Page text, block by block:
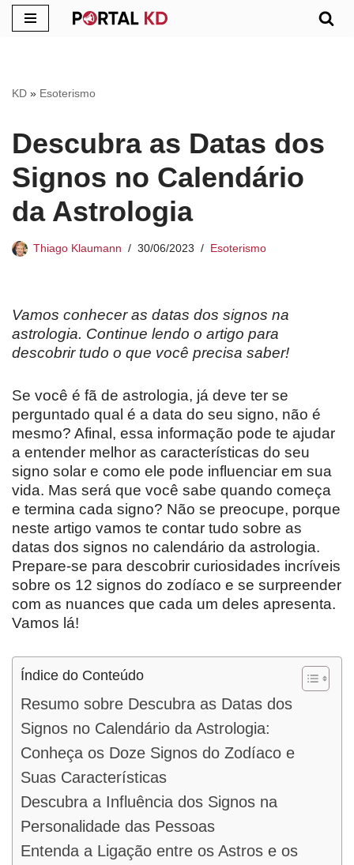
conteúdo
KD » Esoterismo
Descubra as Datas dos
Signos no Calendário
da Astrologia
Thiago Klaumann 30/06/2023 Esoterismo
Vamos conhecer as datas dos signos na
astrologia. Continue lendo o artigo para
descobrir tudo o que você precisa saber!
Se você é fã de astrologia, já deve ter se
perguntado qual é a data do seu signo, não é
mesmo? Afinal, essa informação pode te ajudar
a entender melhor as características do seu
signo solar e como ele pode influenciar em sua
vida. Mas será que você sabe quando começa
e termina cada signo? Não se preocupe, porque
neste artigo vamos te contar tudo sobre as
datas dos signos no calendário da astrologia.
Prepare-se para descobrir curiosidades incríveis
sobre os 12 signos do zodíaco e se surpreender
com as nuances que cada um deles apresenta.
Vamos lá!
Índice do Conteúdo
Resumo sobre Descubra as Datas dos
Signos no Calendário da Astrologia:
Conheça os Doze Signos do Zodíaco e
Suas Características
Descubra a Influência dos Signos na
Personalidade das Pessoas
Entenda a Ligação entre os Astros e os